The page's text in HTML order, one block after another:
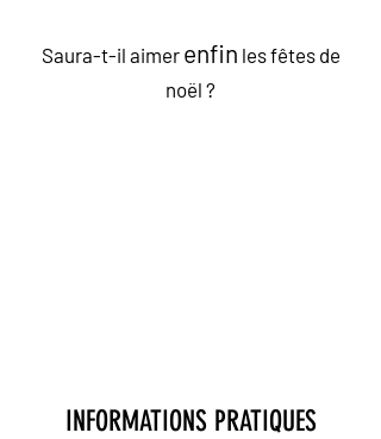
Saura-t-il aimer enfin les fêtes de
noël ?
INFORMATIONS PRATIQUES